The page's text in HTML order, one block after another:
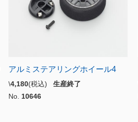
アルミステアリングホイール4
\4,180(税込) 生産終了
No. 10646